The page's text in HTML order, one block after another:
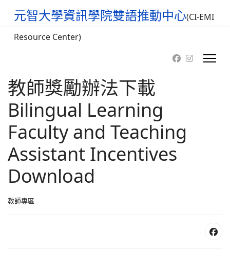
元智大學資訊學院雙語推動中心(CI-EMI
Resource Center)
教師獎勵辦法下載
Bilingual Learning
Faculty and Teaching
Assistant Incentives
Download
教師專區